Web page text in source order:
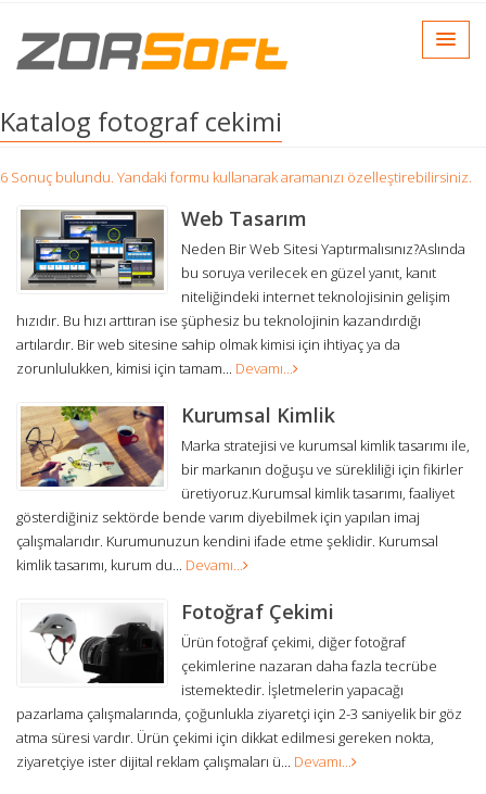
Katalog fotograf cekimi
6 Sonuç bulundu. Yandaki formu kullanarak aramanızı özelleştirebilirsiniz.
Web Tasarım
Neden Bir Web Sitesi Yaptırmalısınız?Aslında
bu soruya verilecek en güzel yanıt, kanıt
niteliğindeki internet teknolojisinin gelişim
hızıdır. Bu hızı arttıran ise şüphesiz bu teknolojinin kazandırdığı
artılardır. Bir web sitesine sahip olmak kimisi için ihtiyaç ya da
zorunlulukken, kimisi için tamam... Devamı...
Kurumsal Kimlik
Marka stratejisi ve kurumsal kimlik tasarımı ile,
bir markanın doğuşu ve sürekliliği için fikirler
üretiyoruz.Kurumsal kimlik tasarımı, faaliyet
gösterdiğiniz sektörde bende varım diyebilmek için yapılan imaj
çalışmalarıdır. Kurumunuzun kendini ifade etme şeklidir. Kurumsal
kimlik tasarımı, kurum du... Devamı...
Fotoğraf Çekimi
Ürün fotoğraf çekimi, diğer fotoğraf
çekimlerine nazaran daha fazla tecrübe
istemektedir. İşletmelerin yapacağı
pazarlama çalışmalarında, çoğunlukla ziyaretçi için 2-3 saniyelik bir göz
atma süresi vardır. Ürün çekimi için dikkat edilmesi gereken nokta,
ziyaretçiye ister dijital reklam çalışmaları ü... Devamı...